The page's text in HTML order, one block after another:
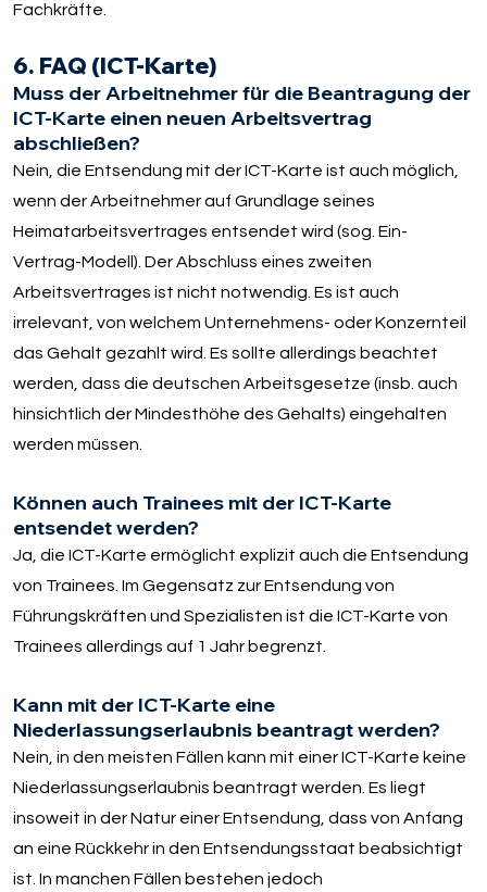
Fachkräfte.
6. FAQ (ICT-Karte)
Muss der Arbeitnehmer für die Beantragung der
ICT-Karte einen neuen Arbeitsvertrag
abschließen?
Nein, die Entsendung mit der ICT-Karte ist auch möglich,
wenn der Arbeitnehmer auf Grundlage seines
Heimatarbeitsvertrages entsendet wird (sog. Ein-
Vertrag-Modell). Der Abschluss eines zweiten
Arbeitsvertrages ist nicht notwendig. Es ist auch
irrelevant, von welchem Unternehmens- oder Konzernteil
das Gehalt gezahlt wird. Es sollte allerdings beachtet
werden, dass die deutschen Arbeitsgesetze (insb. auch
hinsichtlich der Mindesthöhe des Gehalts) eingehalten
werden müssen.
Können auch Trainees mit der ICT-Karte
entsendet werden?
Ja, die ICT-Karte ermöglicht explizit auch die Entsendung
von Trainees. Im Gegensatz zur Entsendung von
Führungskräften und Spezialisten ist die ICT-Karte von
Trainees allerdings auf 1 Jahr begrenzt.
Kann mit der ICT-Karte eine
Niederlassungserlaubnis beantragt werden?
Nein, in den meisten Fällen kann mit einer ICT-Karte keine
Niederlassungserlaubnis beantragt werden. Es liegt
insoweit in der Natur einer Entsendung, dass von Anfang
an eine Rückkehr in den Entsendungsstaat beabsichtigt
ist. In manchen Fällen bestehen jedoch